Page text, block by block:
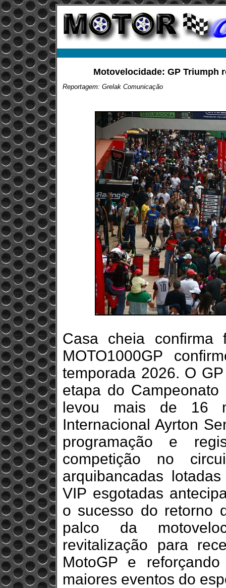
Motovelocidade: GP Triumph
Reportagem: Grelak Comunicação
Casa cheia confirma
MOTO1000GP
temporada 2026. O
etapa do
levou mais de 16
Internacional Ayrton
programação e
competição no
arquibancadas
VIP esgotadas
o sucesso do retorno
palco da
revitalização para
MotoGP e
maiores eventos do